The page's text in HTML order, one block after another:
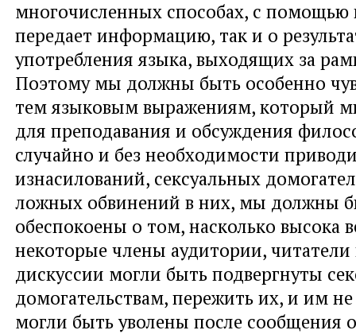
многочисленных способах, с помощью
передает информацию, так и о
употребления языка, выходящих за
Поэтому мы должны быть особенно
тем языковым выражениям, который
для преподавания и обсуждения
случайно и без необходимости
изнасилований, сексуальных
ложных обвинений в них, мы должны
обеспокоены о том, насколько высока
некоторые члены аудитории,
дискуссии могли быть подвергнуты
домогательствам, пережить их, и им
могли быть уволены после сообщения